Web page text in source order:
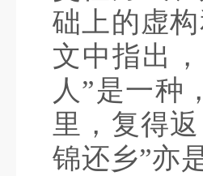
础上的虚
文中指出
人”是一种
里，复得
锦还乡”亦